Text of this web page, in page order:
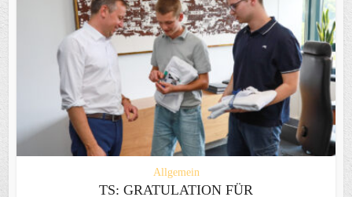
Allgemein
TS: GRATULATION FÜR